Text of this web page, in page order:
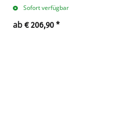
Sofort verfügbar
ab € 206,90 *